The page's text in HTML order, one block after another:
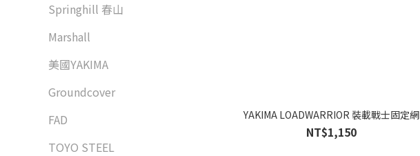
Springhill 春山
Marshall
美國YAKIMA
Groundcover
FAD
TOYO STEEL
YAKIMA LOADWARRIOR 裝載戰士固定網
NT$1,150